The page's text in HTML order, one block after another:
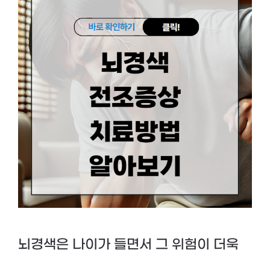
뇌경색은 나이가 들면서 그 위험이 더욱